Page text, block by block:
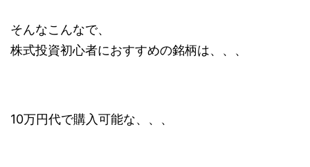
そんなこんなで、
株式投資初心者におすすめの銘柄は、、、
10万円代で購入可能な、、、